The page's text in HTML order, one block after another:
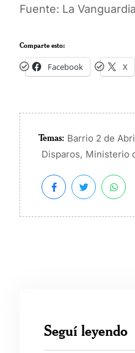
Fuente: La
Comparte esto:
Facebook X
Temas: Barrio 2 de
Disparos, Ministerio
Seguí leyendo